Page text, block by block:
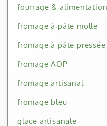
fourrage & alimentation
fromage à pâte molle
fromage à pâte pressée
fromage AOP
fromage artisanal
fromage bleu
glace artisanale